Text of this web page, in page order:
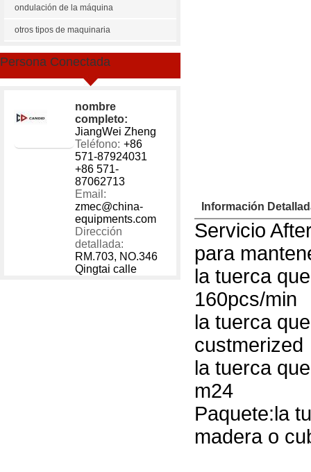
máquina
ondulación de la máquina
otros tipos de maquinaria
Persona Conectada
nombre
completo:
JiangWei Zheng
Teléfono: +86
571-87924031
+86 571-
87062713
Email:
zmec@china-
equipments.com
Dirección
detallada:
RM.703, NO.346
Qingtai calle
Información
Servicio
para
la tuerca
160pcs/min
la tuerca
custmerized
la tuerca
m24
Paquete:la
madera o